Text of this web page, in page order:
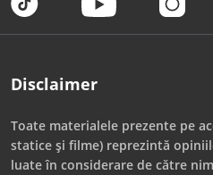
Disclaimer
Toate materialele prezente pe
statice și filme) reprezintă
luate în considerare de către